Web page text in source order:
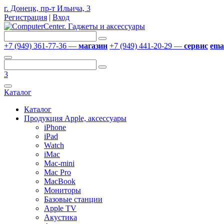
г. Донецк, пр-т Ильича, 3
Регистрация | Вход
+7 (949) 361-77-36 — магазин +7 (949) 441-20-29 — сервис
3
Каталог
Каталог
Продукция Apple, аксессуары
iPhone
iPad
Watch
iMac
Mac-mini
Mac Pro
MacBook
Мониторы
Базовые станции
Apple TV
Акустика